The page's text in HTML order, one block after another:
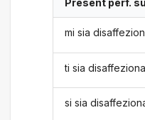
Present perf.
mi sia
ti sia
si sia